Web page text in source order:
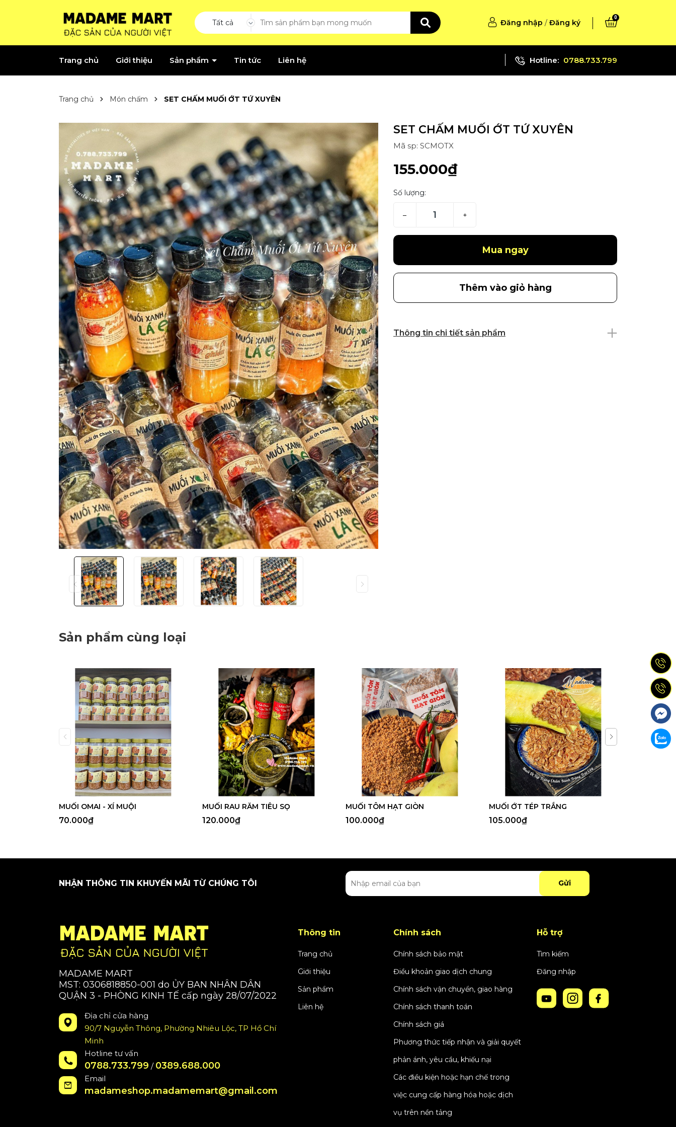
Tất cả Đăng nhập / Đăng ký
0
Trang chủ Giới thiệu Sản phẩm Tin tức Liên hệ Hotline: 0788.733.799
Trang chủ Món chấm SET CHẤM MUỐI ỚT TỨ XUYÊN
SET CHẤM MUỐI ỚT TỨ XUYÊN
Mã sp: SCMOTX
155.000₫
Số lượng:
– +
Mua ngay
Thêm vào giỏ hàng
Thông tin chi tiết sản phẩm
Sản phẩm cùng loại
MUỐI OMAI - XÍ MUỘI
70.000₫
MUỐI RAU RĂM TIÊU SỌ
120.000₫
MUỐI TÔM HẠT GIÒN
100.000₫
MUỐI ỚT TÉP TRẮNG
105.000₫
NHẬN THÔNG TIN KHUYẾN MÃI TỪ CHÚNG TÔI Gửi
MADAME MART
MST: 0306818850-001 do ỦY BAN NHÂN DÂN
QUẬN 3 - PHÒNG KINH TẾ cấp ngày 28/07/2022
Địa chỉ cửa hàng
90/7 Nguyễn Thông, Phường Nhiêu Lộc, TP Hồ Chí
Minh
Hotline tư vấn
0788.733.799 / 0389.688.000
Email
madameshop.madamemart@gmail.com
Thông tin
Trang chủ
Giới thiệu
Sản phẩm
Liên hệ
Chính sách
Chính sách bảo mật
Điều khoản giao dịch chung
Chính sách vận chuyển, giao hàng
Chính sách thanh toán
Chính sách giá
Phương thức tiếp nhận và giải quyết
phản ánh, yêu cầu, khiếu nại
Các điều kiện hoặc hạn chế trong
việc cung cấp hàng hóa hoặc dịch
vụ trên nền tảng
Hỗ trợ
Tìm kiếm
Đăng nhập